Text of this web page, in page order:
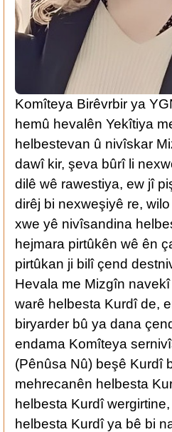
Komîteya Birêvrbir ya
hemû hevalên Yekîtiya
helbestevan û nivîskar
dawî kir, şeva bûrî li
dilê wê rawestiya, ew jî
dirêj bi nexweşiyê re,
xwe yê nivîsandina
hejmara pirtûkên wê ên
pirtûkan ji bilî çend
Hevala me Mizgîn
warê helbesta Kurdî de,
biryarder bû ya dana
endama Komîteya
(Pênûsa Nû) beşê Kurdî
mehrecanên helbesta
helbesta Kurdî
helbesta Kurdî ya bê bi